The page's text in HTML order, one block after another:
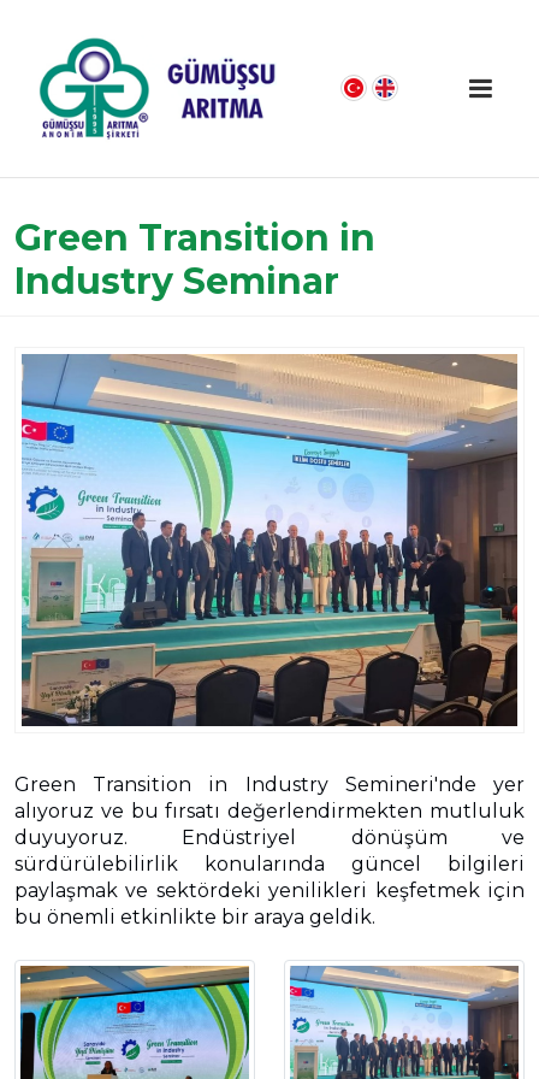
Green Transition in
Industry Seminar
Green Transition in Industry Semineri'nde yer
alıyoruz ve bu fırsatı değerlendirmekten mutluluk
duyuyoruz. Endüstriyel dönüşüm ve
sürdürülebilirlik konularında güncel bilgileri
paylaşmak ve sektördeki yenilikleri keşfetmek için
bu önemli etkinlikte bir araya geldik.